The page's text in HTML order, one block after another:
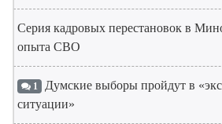
Серия кадровых перестановок в
опыта СВО
1 Думские выборы пройдут в
ситуации»